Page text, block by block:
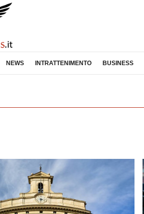
NEWS INTRATTENIMENTO BUSINESS